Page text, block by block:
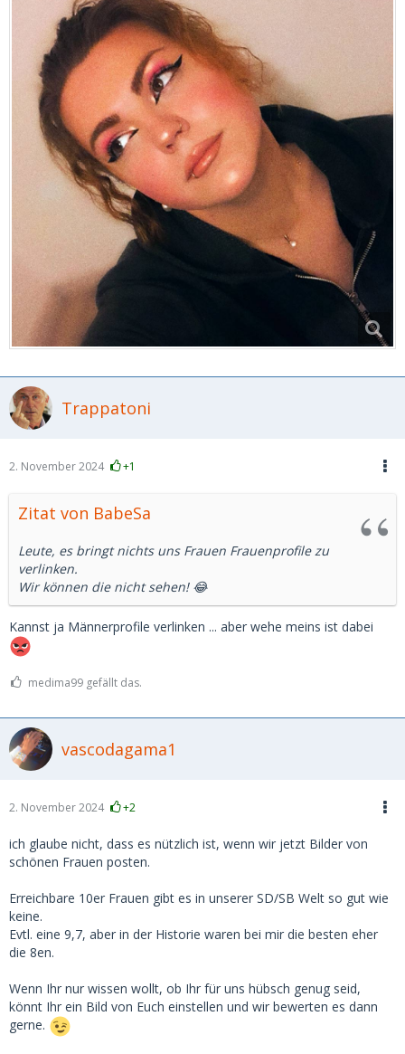
Trappatoni
2. November 2024 +1
Zitat von BabeSa
Leute, es bringt nichts uns Frauen Frauenprofile zu
verlinken.
Wir können die nicht sehen! 😂
Kannst ja Männerprofile verlinken ... aber wehe meins ist dabei
medima99 gefällt das.
vascodagama1
2. November 2024 +2
ich glaube nicht, dass es nützlich ist, wenn wir jetzt Bilder von
schönen Frauen posten.
Erreichbare 10er Frauen gibt es in unserer SD/SB Welt so gut wie
keine.
Evtl. eine 9,7, aber in der Historie waren bei mir die besten eher
die 8en.
Wenn Ihr nur wissen wollt, ob Ihr für uns hübsch genug seid,
könnt Ihr ein Bild von Euch einstellen und wir bewerten es dann
gerne.